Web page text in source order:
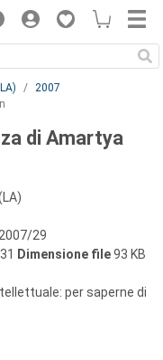
2007
di Amartya
2007/29
Dimensione file93 KB
per saperne di